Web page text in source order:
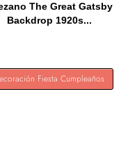
The Great Gatsby
Backdrop 1920s...
Fiesta Cumpleaños